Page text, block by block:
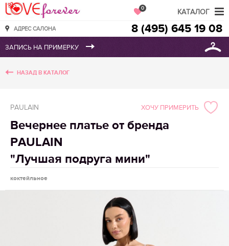
Love Forever
АДРЕС САЛОНА
0
8 (495) 645 19 08
НАЗАД В КАТАЛОГ
PAULAIN
Вечернее платье от бренда
PAULAIN
"Лучшая подруга мини"
коктейльное
ХОЧУ ПРИМЕРИТЬ
КАТАЛОГ